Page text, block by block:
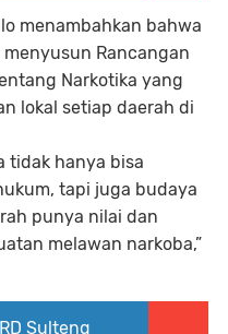
menambahkan bahwa
menyusun Rancangan
Narkotika yang
lokal setiap daerah di
tidak hanya bisa
tapi juga budaya
punya nilai dan
melawan narkoba,”
Sulteng